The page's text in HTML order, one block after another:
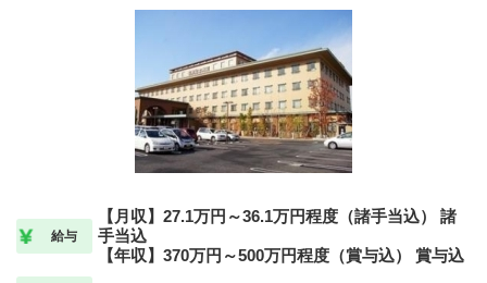
給与
【月収】27.1万円～36.1万円程度（諸手当込） 諸
手当込
【年収】370万円～500万円程度（賞与込） 賞与込